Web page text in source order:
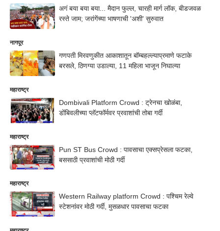
अगं बया बया बया... मैदान फुल्ल, चारही मार्ग लॉक, बीडजवळ
रस्ते जाम; जरांगेंच्या भाषणाची 'अशी' सुरुवात
नागपूर
गणपती मिरवणुकीत आकाशातून बॉम्बहल्ल्याप्रमाणे फटाके
बरसले, ठिणग्या उडाल्या, 11 महिला भाजून निघाल्या
महाराष्ट्र
Dombivali Platform Crowd : ट्रेनचा खोळंबा,
डोंबिवलीच्या प्लॅटफॉर्मवर प्रवाशांची तोबा गर्दी
महाराष्ट्र
Pun ST Bus Crowd : पावसाचा एक्सप्रेसला फटका,
बससाठी प्रवाशांची मोठी गर्दी
महाराष्ट्र
Western Railway platform Crowd : पश्चिम रेल्वे
स्टेशनांवर मोठी गर्दी, मुसळधार पावसाचा फटका